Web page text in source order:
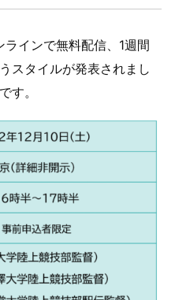
インで無料配信、1週間
スタイルが発表されまし
す。